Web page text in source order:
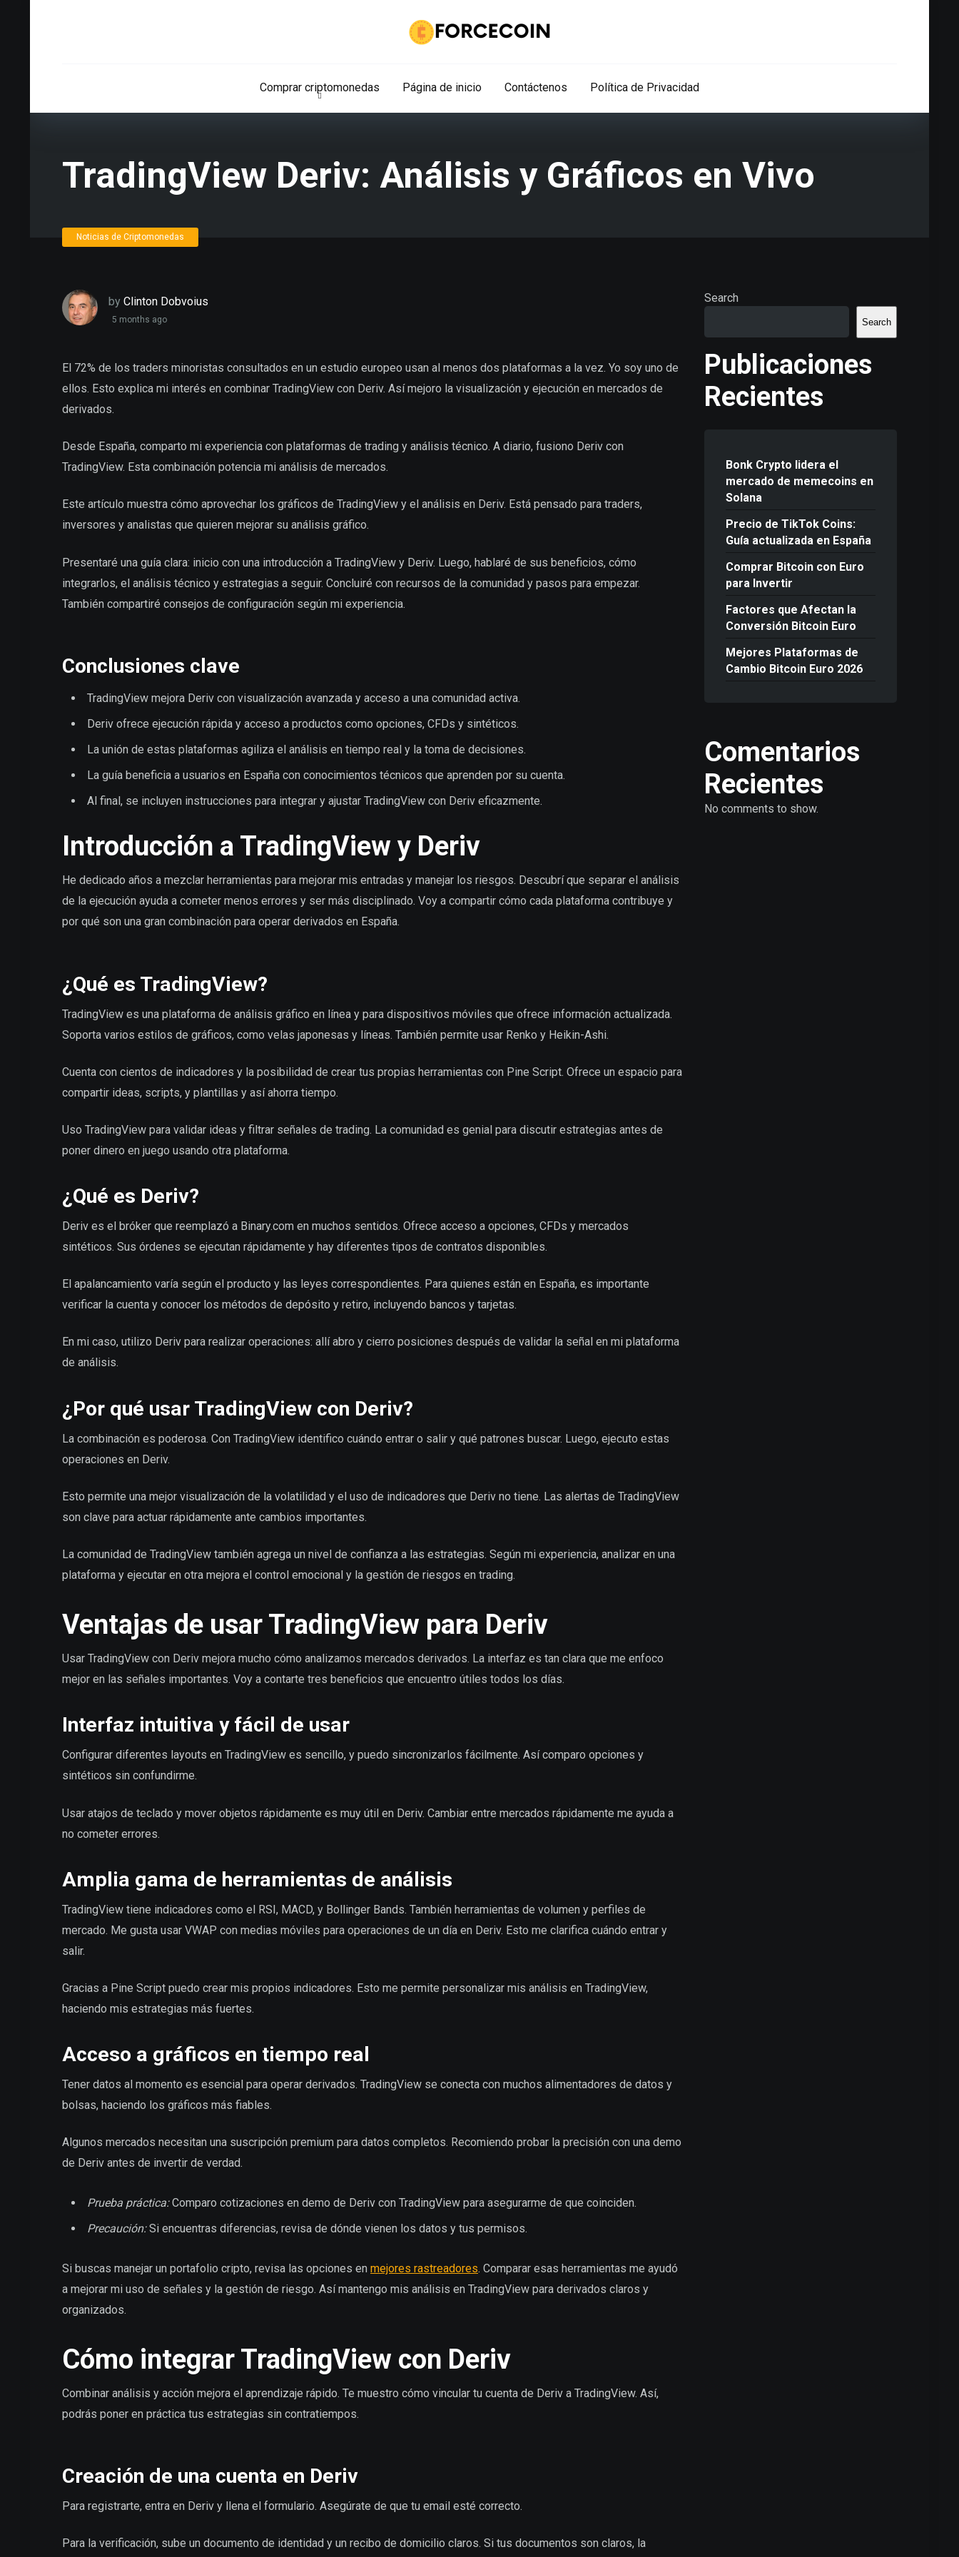
Comprar criptomonedas Página de inicio Contáctenos Política de Privacidad
TradingView Deriv: Análisis y Gráficos en Vivo
Noticias de Criptomonedas
by Clinton Dobvoius
5 months ago
El 72% de los traders minoristas consultados en un estudio europeo usan al menos dos plataformas a la vez. Yo soy uno de
ellos. Esto explica mi interés en combinar TradingView con Deriv. Así mejoro la visualización y ejecución en mercados de
derivados.
Desde España, comparto mi experiencia con plataformas de trading y análisis técnico. A diario, fusiono Deriv con
TradingView. Esta combinación potencia mi análisis de mercados.
Este artículo muestra cómo aprovechar los gráficos de TradingView y el análisis en Deriv. Está pensado para traders,
inversores y analistas que quieren mejorar su análisis gráfico.
Presentaré una guía clara: inicio con una introducción a TradingView y Deriv. Luego, hablaré de sus beneficios, cómo
integrarlos, el análisis técnico y estrategias a seguir. Concluiré con recursos de la comunidad y pasos para empezar.
También compartiré consejos de configuración según mi experiencia.
Conclusiones clave
TradingView mejora Deriv con visualización avanzada y acceso a una comunidad activa.
Deriv ofrece ejecución rápida y acceso a productos como opciones, CFDs y sintéticos.
La unión de estas plataformas agiliza el análisis en tiempo real y la toma de decisiones.
La guía beneficia a usuarios en España con conocimientos técnicos que aprenden por su cuenta.
Al final, se incluyen instrucciones para integrar y ajustar TradingView con Deriv eficazmente.
Introducción a TradingView y Deriv
He dedicado años a mezclar herramientas para mejorar mis entradas y manejar los riesgos. Descubrí que separar el análisis
de la ejecución ayuda a cometer menos errores y ser más disciplinado. Voy a compartir cómo cada plataforma contribuye y
por qué son una gran combinación para operar derivados en España.
¿Qué es TradingView?
TradingView es una plataforma de análisis gráfico en línea y para dispositivos móviles que ofrece información actualizada.
Soporta varios estilos de gráficos, como velas japonesas y líneas. También permite usar Renko y Heikin-Ashi.
Cuenta con cientos de indicadores y la posibilidad de crear tus propias herramientas con Pine Script. Ofrece un espacio para
compartir ideas, scripts, y plantillas y así ahorra tiempo.
Uso TradingView para validar ideas y filtrar señales de trading. La comunidad es genial para discutir estrategias antes de
poner dinero en juego usando otra plataforma.
¿Qué es Deriv?
Deriv es el bróker que reemplazó a Binary.com en muchos sentidos. Ofrece acceso a opciones, CFDs y mercados
sintéticos. Sus órdenes se ejecutan rápidamente y hay diferentes tipos de contratos disponibles.
El apalancamiento varía según el producto y las leyes correspondientes. Para quienes están en España, es importante
verificar la cuenta y conocer los métodos de depósito y retiro, incluyendo bancos y tarjetas.
En mi caso, utilizo Deriv para realizar operaciones: allí abro y cierro posiciones después de validar la señal en mi plataforma
de análisis.
¿Por qué usar TradingView con Deriv?
La combinación es poderosa. Con TradingView identifico cuándo entrar o salir y qué patrones buscar. Luego, ejecuto estas
operaciones en Deriv.
Esto permite una mejor visualización de la volatilidad y el uso de indicadores que Deriv no tiene. Las alertas de TradingView
son clave para actuar rápidamente ante cambios importantes.
La comunidad de TradingView también agrega un nivel de confianza a las estrategias. Según mi experiencia, analizar en una
plataforma y ejecutar en otra mejora el control emocional y la gestión de riesgos en trading.
Ventajas de usar TradingView para Deriv
Usar TradingView con Deriv mejora mucho cómo analizamos mercados derivados. La interfaz es tan clara que me enfoco
mejor en las señales importantes. Voy a contarte tres beneficios que encuentro útiles todos los días.
Interfaz intuitiva y fácil de usar
Configurar diferentes layouts en TradingView es sencillo, y puedo sincronizarlos fácilmente. Así comparo opciones y
sintéticos sin confundirme.
Usar atajos de teclado y mover objetos rápidamente es muy útil en Deriv. Cambiar entre mercados rápidamente me ayuda a
no cometer errores.
Amplia gama de herramientas de análisis
TradingView tiene indicadores como el RSI, MACD, y Bollinger Bands. También herramientas de volumen y perfiles de
mercado. Me gusta usar VWAP con medias móviles para operaciones de un día en Deriv. Esto me clarifica cuándo entrar y
salir.
Gracias a Pine Script puedo crear mis propios indicadores. Esto me permite personalizar mis análisis en TradingView,
haciendo mis estrategias más fuertes.
Acceso a gráficos en tiempo real
Tener datos al momento es esencial para operar derivados. TradingView se conecta con muchos alimentadores de datos y
bolsas, haciendo los gráficos más fiables.
Algunos mercados necesitan una suscripción premium para datos completos. Recomiendo probar la precisión con una demo
de Deriv antes de invertir de verdad.
Prueba práctica:Comparo cotizaciones en demo de Deriv con TradingView para asegurarme de que coinciden.
Precaución:Si encuentras diferencias, revisa de dónde vienen los datos y tus permisos.
Si buscas manejar un portafolio cripto, revisa las opciones en mejores rastreadores. Comparar esas herramientas me ayudó
a mejorar mi uso de señales y la gestión de riesgo. Así mantengo mis análisis en TradingView para derivados claros y
organizados.
Cómo integrar TradingView con Deriv
Combinar análisis y acción mejora el aprendizaje rápido. Te muestro cómo vincular tu cuenta de Deriv a TradingView. Así,
podrás poner en práctica tus estrategias sin contratiempos.
Creación de una cuenta en Deriv
Para registrarte, entra en Deriv y llena el formulario. Asegúrate de que tu email esté correcto.
Para la verificación, sube un documento de identidad y un recibo de domicilio claros. Si tus documentos son claros, la
Search
Search
Publicaciones
Recientes
Bonk Crypto lidera el
mercado de memecoins en
Solana
Precio de TikTok Coins:
Guía actualizada en España
Comprar Bitcoin con Euro
para Invertir
Factores que Afectan la
Conversión Bitcoin Euro
Mejores Plataformas de
Cambio Bitcoin Euro 2026
Comentarios
Recientes
No comments to show.